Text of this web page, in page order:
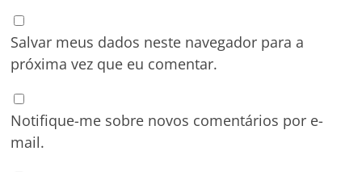
Salvar meus dados neste navegador para a
próxima vez que eu comentar.
Notifique-me sobre novos comentários por e-
mail.